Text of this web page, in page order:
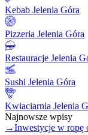
Kebab Jelenia Góra
Pizzeria Jelenia Góra
Restauracje Jelenia
Sushi Jelenia Góra
Kwiaciarnia Jelenia
Najnowsze wpisy
→Inwestycje w ropę